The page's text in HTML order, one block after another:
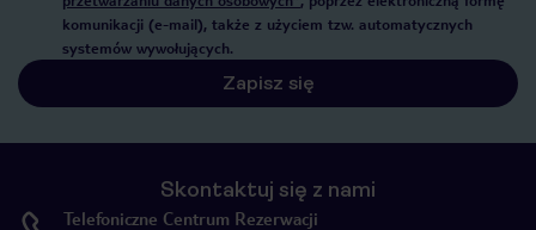
komunikacji (e-mail), także z użyciem tzw. automatycznych
systemów wywołujących.
Zapisz się
Skontaktuj się z nami
Telefoniczne Centrum Rezerwacji